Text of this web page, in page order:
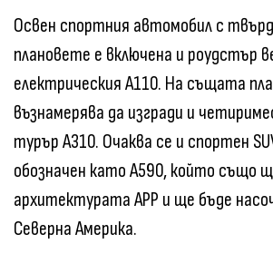
Освен спортния автомобил с
плановете е включена и роудстър
електрическия A110. На същата
възнамерява да изгради и
турър A310. Очаква се и спортен
обозначен като A590, който също
архитектурата APP и ще бъде
Северна Америка.